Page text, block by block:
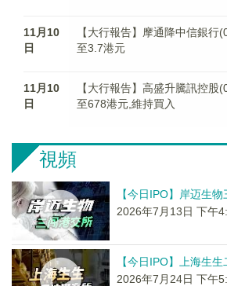
11月10
日
【大行報告】摩通降中信銀行
至3.7港元
11月10
日
【大行報告】高盛升騰訊控股
至678港元,維持買入
視頻
【今日IPO】岸迈生
2026年7月13日 下午
【今日IPO】上海生
2026年7月24日 下午